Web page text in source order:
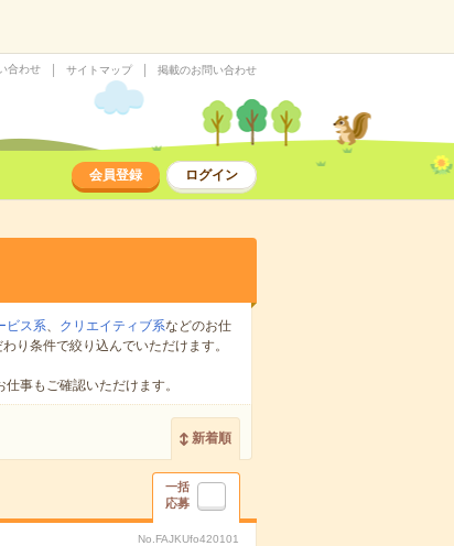
合わせ サイトマップ 掲載のお問い合わせ
会員登録 ログイン
ビス系、 クリエイティブ系などのお仕
り条件で絞り込んでいただけます。
事もご確認いただけます。
新着順
一括
応募
No.FAJKUfo420101